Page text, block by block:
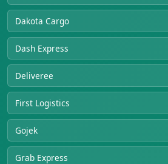
Dakota Cargo
Dash Express
Deliveree
First Logistics
Gojek
Grab Express